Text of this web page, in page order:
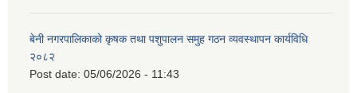
बेनी नगरपालिकाको कृषक तथा पशुपालन समुह गठन व्यवस्थापन कार्यविधि
२०८२
Post date: 05/06/2026 - 11:43